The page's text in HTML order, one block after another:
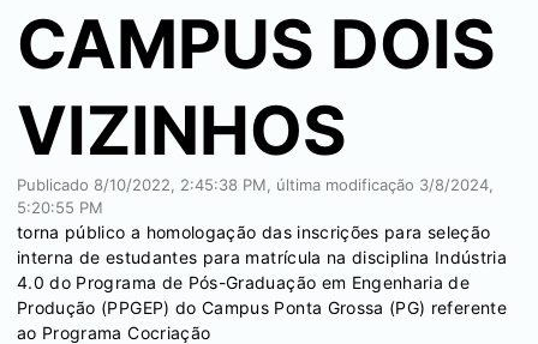
CAMPUS DOIS
VIZINHOS
Publicado 8/10/2022, 2:45:38 PM , última modificação 3/8/2024,
5:20:55 PM
torna público a homologação das inscrições para seleção
interna de estudantes para matrícula na disciplina Indústria
4.0 do Programa de Pós-Graduação em Engenharia de
Produção (PPGEP) do Campus Ponta Grossa (PG) referente
ao Programa Cocriação